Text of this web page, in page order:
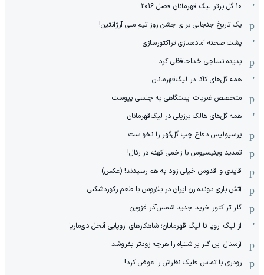
10 گل برتر لیگ قهرمانان فصل 2016
یک تاریخ جنجالی برای جشن روز تیم ملی آرژانتین!
پشت صحنه آماده‌سازی تراکتورسازی
پدیده نساجی خداحافظی کرد
همه گل‌های کاکا در لیگ‌قهرمانان
متخصص ضربات ایستگاهی به چلسی پیوست
همه گل‌های هالک برزیلی در لیگ‌قهرمانان
پرسپولیس دفاع چپ گل‌گهر را نخواست
تمدید وینیسیوس با زخمی کهنه در رئال!
قایدی و قدوس خیلی زود به هم رسیدند! (عکس)
آتش بازی دونده زن ایران در بلاروس با طعم رکوردشکنی
گلر تراکتور خرید جدید شمس‌آذر قزوین
از لیگ اروپا تا لیگ قهرمانان؛ شاهکارهای اروپایی آنخل دی‌ماریا
آرسنال این گلر پراشتباه را هرچه زودتر بفروشد
رودری با تماس فلیک نظرش را عوض کرد!